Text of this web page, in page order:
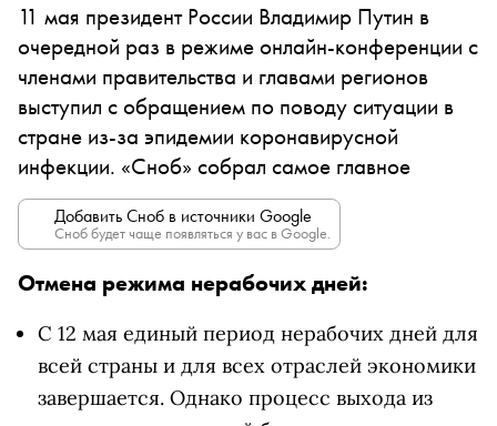
11 мая президент России Владимир Путин в
очередной раз в режиме онлайн-конференции с
членами правительства и главами регионов
выступил с обращением по поводу ситуации в
стране из-за эпидемии коронавирусной
инфекции. «Сноб» собрал самое главное
Добавить Сноб в источники Google
Сноб будет чаще появляться у вас в Google.
Отмена режима нерабочих дней:
С 12 мая единый период нерабочих дней для
всей страны и для всех отраслей экономики
завершается. Однако процесс выхода из